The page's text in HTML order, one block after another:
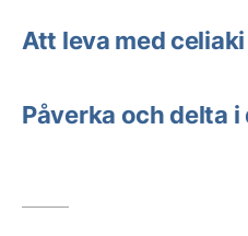
Att leva med celiaki
Påverka och delta i